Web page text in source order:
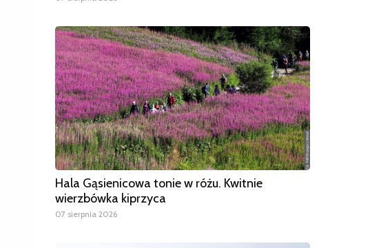
Hala Gąsienicowa tonie w różu. Kwitnie
wierzbówka kiprzyca
07 sierpnia 2026